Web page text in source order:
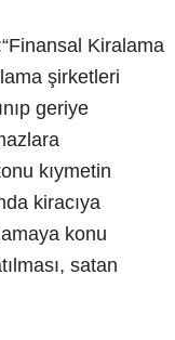
Kiralama
şirketleri
geriye
kıymetin
kiracıya
konu
satan